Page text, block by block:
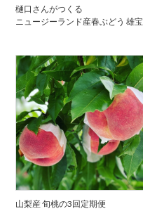
樋口さんがつくる
ニュージーランド産春ぶどう 雄宝
山梨産 旬桃の3回定期便